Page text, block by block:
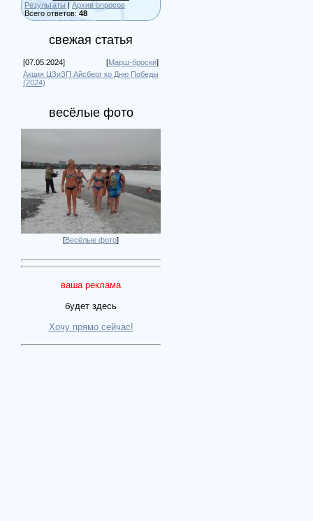
Результаты | Архив опросов
Всего ответов: 48
свежая статья
[07.05.2024] [Марш-броски]
Акция ЦЗиЗП Айсберг ко Дню Победы
(2024)
весёлые фото
[Весёлые фото]
ваша реклама
будет здесь
Хочу прямо сейчас!